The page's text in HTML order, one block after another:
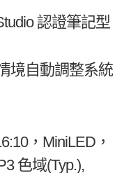
認證筆記型
境自動調整系統
，MiniLED，
色域(Typ.),